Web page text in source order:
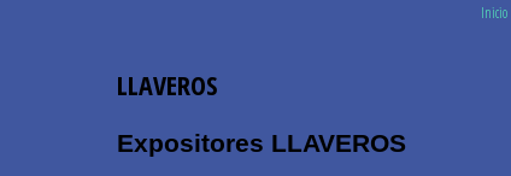
Inicio
LLAVEROS
Expositores LLAVEROS